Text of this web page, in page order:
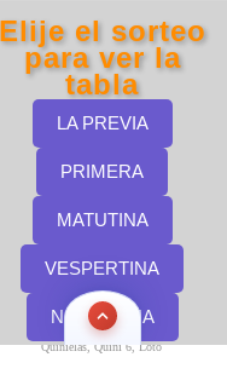
Quinielas, Quini 6, Loto